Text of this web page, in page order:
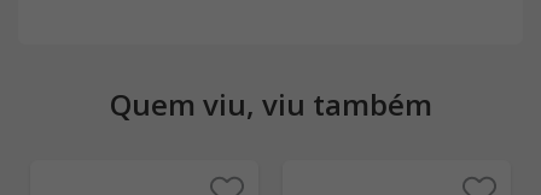
Quem viu, viu também